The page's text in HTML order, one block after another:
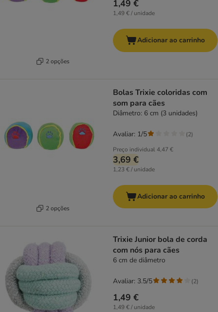
2 opções
1,49 €
1,49 € / unidade
Adicionar ao carrinho
2 opções
Bolas Trixie coloridas com
som para cães
Diâmetro: 6 cm (3 unidades)
Preço individual4,47 €
3,69 €
1,23 € / unidade
Avaliar: 1/5 (2)
Adicionar ao carrinho
Trixie Junior bola de corda
com nós para cães
6 cm de diâmetro
1,49 €
1,49 € / unidade
Avaliar: 3.5/5 (2)